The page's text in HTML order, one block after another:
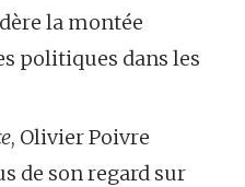
la montée
politiques dans les
, Olivier Poivre
de son regard sur